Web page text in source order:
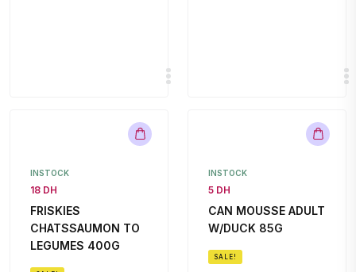
INSTOCK
18 DH
FRISKIES
CHATSSAUMON TO
LEGUMES 400G
INSTOCK
5 DH
CAN MOUSSE ADULT
W/DUCK 85G
SALE!